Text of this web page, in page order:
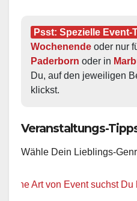
Psst: Spezielle Event-
Wochenende oder nur
Paderborn oder in
Du, auf den jeweiligen
klickst.
Veranstaltungs-
Wähle Dein Lieblings-
von Event suchst Du heute?